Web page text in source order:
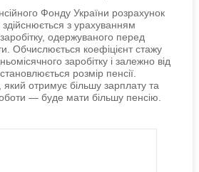
Фонду України розрахунок
здійснюється з урахуванням
одержуваного перед
Обчислюється коефіцієнт стажу
заробітку і залежно від
розмір пенсії.
який отримує більшу зарплату та
— буде мати більшу пенсію.